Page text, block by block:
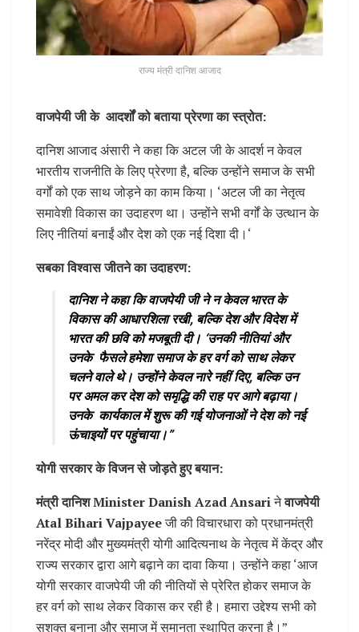
राज्य मंत्री दानिश आजाद
वाजपेयी जी के आदर्शों को बताया प्रेरणा का स्त्रोत:
दानिश आजाद अंसारी ने कहा कि अटल जी के आदर्श न केवल
भारतीय राजनीति के लिए प्रेरणा है, बल्कि उन्होंने समाज के सभी
वर्गों को एक साथ जोड़ने का काम किया। ‘अटल जी का नेतृत्व
समावेशी विकास का उदाहरण था। उन्होंने सभी वर्गों के उत्थान के
लिए नीतियां बनाईं और देश को एक नई दिशा दी।‘
सबका विश्वास जीतने का उदाहरण:
दानिश ने कहा कि वाजपेयी जी ने न केवल भारत के
विकास की आधारशिला रखी, बल्कि देश और विदेश में
भारत की छवि को मजबूती दी। ‘उनकी नीतियां और
उनके फैसले हमेशा समाज के हर वर्ग को साथ लेकर
चलने वाले थे। उन्होंने केवल नारे नहीं दिए, बल्कि उन
पर अमल कर देश को समृद्धि की राह पर आगे बढ़ाया।
उनके कार्यकाल में शुरू की गई योजनाओं ने देश को नई
ऊंचाइयों पर पहुंचाया।”
योगी सरकार के विजन से जोड़ते हुए बयान:
मंत्री दानिश Minister Danish Azad Ansariनेवाजपेयी
Atal Bihari Vajpayeeजी की विचारधारा को प्रधानमंत्री
नरेंद्र मोदी और मुख्यमंत्री योगी आदित्यनाथ के नेतृत्व में केंद्र और
राज्य सरकार द्वारा आगे बढ़ाने का दावा किया। उन्होंने कहा ‘आज
योगी सरकार वाजपेयी जी की नीतियों से प्रेरित होकर समाज के
हर वर्ग को साथ लेकर विकास कर रही है। हमारा उद्देश्य सभी को
सशक्त बनाना और समाज में समानता स्थापित करना है।”